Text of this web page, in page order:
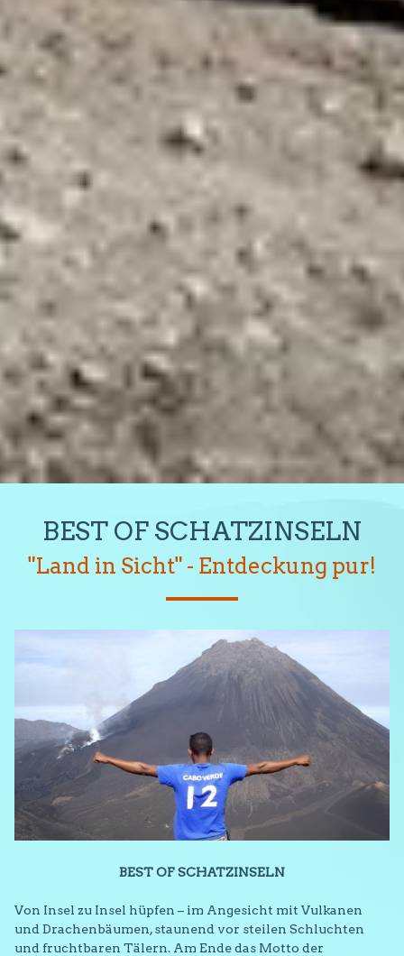
BEST OF SCHATZINSELN
"Land in Sicht" - Entdeckung pur!
BEST OF SCHATZINSELN
Von Insel zu Insel hüpfen – im Angesicht mit Vulkanen
und Drachenbäumen, staunend vor steilen Schluchten
und fruchtbaren Tälern. Am Ende das Motto der